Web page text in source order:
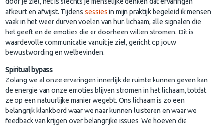
door je ziel, het is slechts je menselijke denken dat ervaringen
afkeurt en afwijst. Tijdenssessies in mijn praktijk begeleid ik mensen
vaak in het weer durven voelen van hun lichaam, alle signalen die
het geeft en de emoties die er doorheen willen stromen. Dit is
waardevolle communicatie vanuit je ziel, gericht op jouw
bewustwording en welbevinden.
Spiritual bypass
Zolang we al onze ervaringen innerlijk de ruimte kunnen geven kan
de energie van onze emoties blijven stromen in het lichaam, totdat
ze op een natuurlijke manier wegebt. Ons lichaam is zo een
belangrijk klankbord waar we naar kunnen luisteren en waar we
feedback van krijgen over belangrijke issues. We hoeven die